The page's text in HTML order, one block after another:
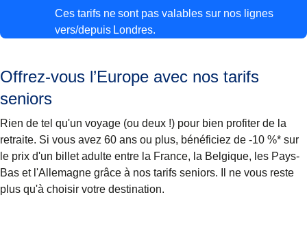
Ces tarifs ne sont pas valables sur nos lignes
vers/depuis Londres.
Offrez-vous l’Europe avec nos tarifs
seniors
Rien de tel qu'un voyage (ou deux !) pour bien profiter de la
retraite. Si vous avez 60 ans ou plus, bénéficiez de -10 %* sur
le prix d'un billet adulte entre la France, la Belgique, les Pays-
Bas et l'Allemagne grâce à nos tarifs seniors. Il ne vous reste
plus qu'à choisir votre destination.